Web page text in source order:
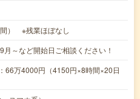
） ※残業ほぼなし
～など開始日ご相談ください！
万4000円（4150円×8時間×20日